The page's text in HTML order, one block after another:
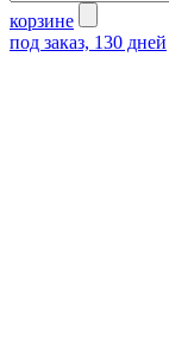
корзине
под заказ, 130 дней